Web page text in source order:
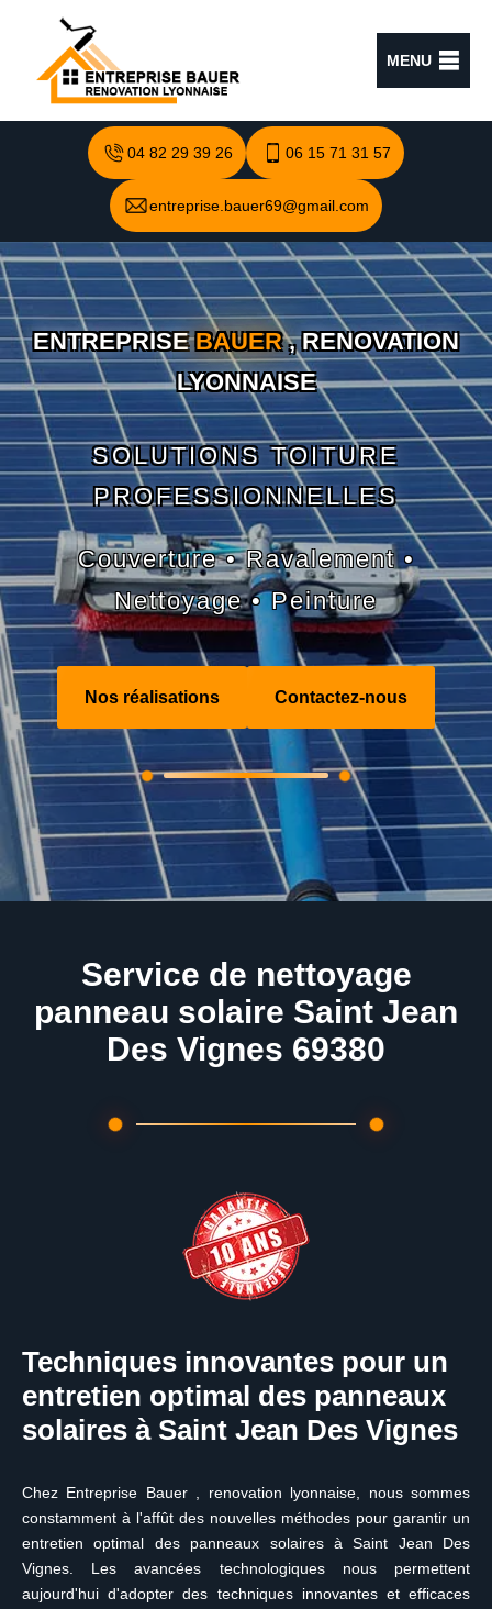
MENU
04 82 29 39 26 06 15 71 31 57
entreprise.bauer69@gmail.com
ENTREPRISEBAUER, RENOVATION
LYONNAISE
SOLUTIONS TOITURE
PROFESSIONNELLES
Couverture • Ravalement •
Nettoyage • Peinture
Nos réalisations Contactez-nous
Service de nettoyage
panneau solaire Saint Jean
Des Vignes 69380
Techniques innovantes pour un
entretien optimal des panneaux
solaires à Saint Jean Des Vignes
Chez Entreprise Bauer , renovation lyonnaise, nous sommes
constamment à l'affût des nouvelles méthodes pour garantir un
entretien optimal des panneaux solaires à Saint Jean Des
Vignes. Les avancées technologiques nous permettent
aujourd'hui d'adopter des techniques innovantes et efficaces